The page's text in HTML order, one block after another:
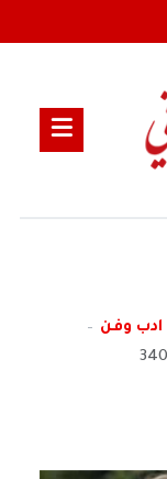
ادب وفن